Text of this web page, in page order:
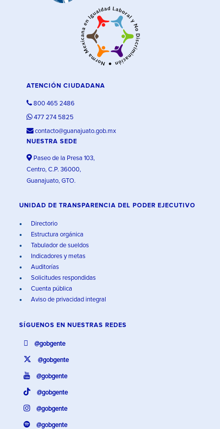
ATENCIÓN CIUDADANA
800 465 2486
477 274 5825
contacto@guanajuato.gob.mx
NUESTRA SEDE
Paseo de la Presa 103,
Centro, C.P. 36000,
Guanajuato, GTO.
UNIDAD DE TRANSPARENCIA DEL PODER EJECUTIVO
Directorio
Estructura orgánica
Tabulador de sueldos
Indicadores y metas
Auditorías
Solicitudes respondidas
Cuenta pública
Aviso de privacidad integral
SÍGUENOS EN NUESTRAS REDES
@gobgente
@gobgente
@gobgente
@gobgente
@gobgente
@gobgente